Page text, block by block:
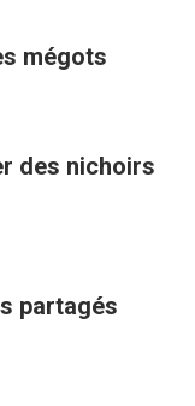
mégots
des nichoirs
partagés